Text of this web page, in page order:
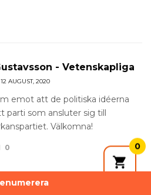
- Vetenskapliga
12 AUGUST, 2020
emot att de politiska idéerna
parti som ansluter sig till
Välkomna!
0
20 NOVEMBER, 2020
0